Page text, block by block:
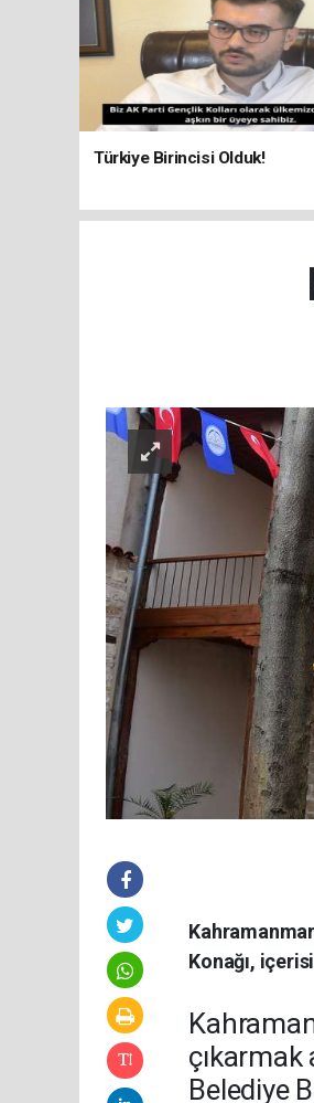
Türkiye Birincisi Olduk!
Konağı,
Belediye